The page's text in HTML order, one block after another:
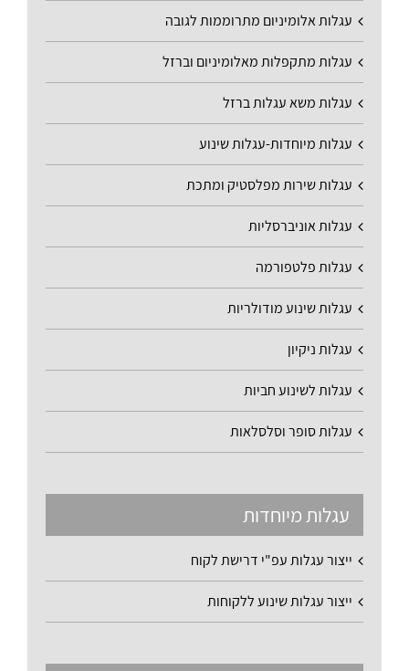
עגלות אלומיניום מתרוממות לגובה
עגלות מתקפלות מאלומיניום וברזל
עגלות משא עגלות ברזל
עגלות מיוחדות-עגלות שינוע
עגלות שירות מפלסטיק ומתכת
עגלות אוניברסליות
עגלות פלטפורמה
עגלות שינוע מודולריות
עגלות ניקיון
עגלות לשינוע חביות
עגלות סופר וסלסלאות
עגלות מיוחדות
ייצור עגלות עפ"י דרישת לקוח
ייצור עגלות שינוע ללקוחות